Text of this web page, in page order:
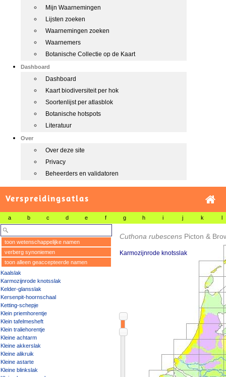
Mijn Waarnemingen
Lijsten zoeken
Waarnemingen zoeken
Waarnemers
Botanische Collectie op de Kaart
Dashboard
Dashboard
Kaart biodiversiteit per hok
Soortenlijst per atlasblok
Botanische hotspots
Literatuur
Over
Over deze site
Privacy
Beheerders en validatoren
Verspreidingsatlas
a b c d e f g h i j k l
toon wetenschappelijke namen
verberg synoniemen
toon alleen geaccepteerde namen
Kaalslak
Karmozijnrode knotsslak
Kelder-glansslak
Kersenpit-hoornschaal
Ketting-schepje
Klein priemhorentje
Klein tafelmesheft
Klein traliehorentje
Kleine achtarm
Kleine akkerslak
Kleine alikruik
Kleine astarte
Kleine blinkslak
Cuthona rubescens Picton &
Karmozijnrode knotsslak